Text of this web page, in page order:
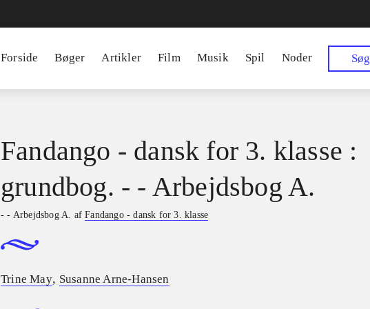
Forside Bøger Artikler Film Musik Spil Noder Søg
Fandango - dansk for 3. klasse :
grundbog. - - Arbejdsbog A.
- - Arbejdsbog A. afFandango - dansk for 3. klasse
Trine May, Susanne Arne-Hansen